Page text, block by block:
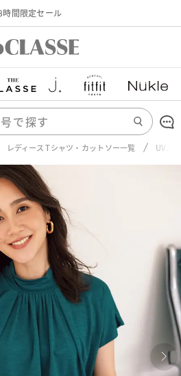
時間限定セール
レディース Tシャツ・カットソー一覧 UVス